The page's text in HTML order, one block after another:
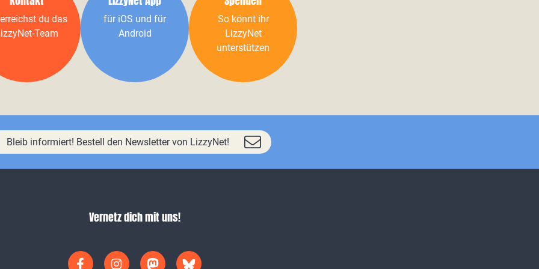
du das
Team
für iOS und für
Android
So könnt ihr
LizzyNet
unterstützen
Bleib informiert! Bestell den Newsletter von LizzyNet!
Vernetz dich mit uns!